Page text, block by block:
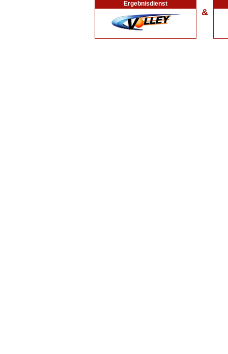
Ergebnisdienst
&